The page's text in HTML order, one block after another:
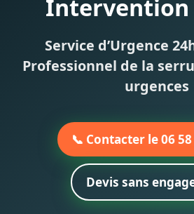
Intervention
Service d’Urgence
Professionnel de la
urgences
📞 Contacter le 06
Devis sans